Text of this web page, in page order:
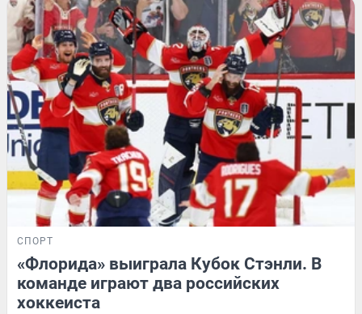
СПОРТ
«Флорида» выиграла Кубок Стэнли. В
команде играют два российских
хоккеиста